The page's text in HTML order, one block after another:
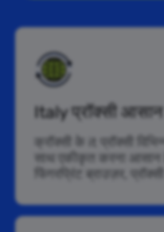
Italy प्रॉक्सी
क्रॉक्सी के it प्रॉक्सी
साथ एकीकृत करना आसान
फिंगरप्रिंट ब्राउज़र,